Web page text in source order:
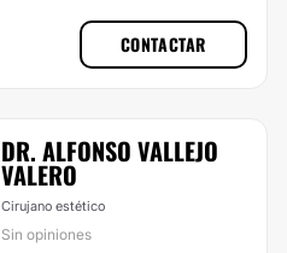
CONTACTAR
DR. ALFONSO VALLEJO
VALERO
Cirujano estético
Sin opiniones